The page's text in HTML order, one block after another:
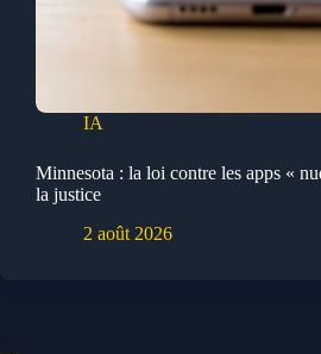
IA
Minnesota : la loi contre les apps «
la justice
2 août 2026